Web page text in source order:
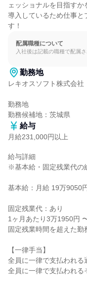
ェッショナルを目指す
導入しているため仕事
す！
配属職種について
入社後は記載の職種で配属さ
勤務地
レキオスソフト株式会社
勤務地
勤務候補地：茨城県
給与
月給231,000円以上
給与詳細
※基本給・固定残業代の
基本給：月給 19万9050
固定残業代：あり
1ヶ月あたり3万1950円
固定残業時間を超えた
【一律手当】
全員に一律で支払われる
全員に一律で支払われる